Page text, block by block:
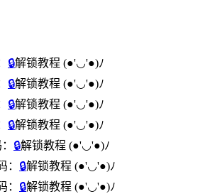
🔒解锁教程 (●'◡'●)ﾉ
🔒解锁教程 (●'◡'●)ﾉ
🔒解锁教程 (●'◡'●)ﾉ
🔒解锁教程 (●'◡'●)ﾉ
🔒解锁教程 (●'◡'●)ﾉ
： 🔒解锁教程 (●'◡'●)ﾉ
： 🔒解锁教程 (●'◡'●)ﾉ